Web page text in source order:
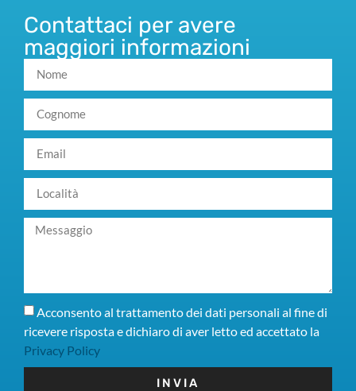
Contattaci per avere
maggiori informazioni
Acconsento al trattamento dei dati personali al fine di
ricevere risposta e dichiaro di aver letto ed accettato la
Privacy Policy
INVIA